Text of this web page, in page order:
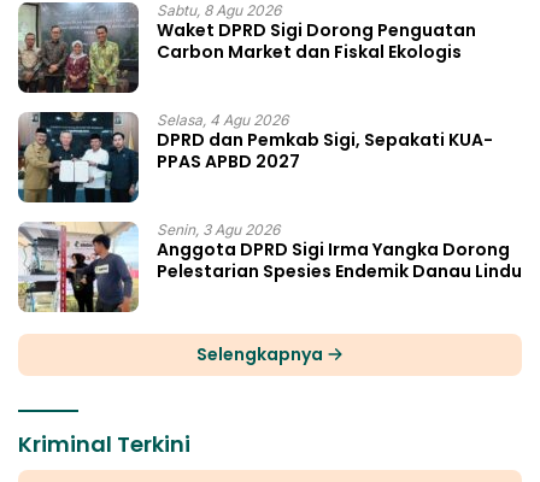
Sabtu, 8 Agu 2026
Waket DPRD Sigi Dorong Penguatan
Carbon Market dan Fiskal Ekologis
Selasa, 4 Agu 2026
DPRD dan Pemkab Sigi, Sepakati KUA-
PPAS APBD 2027
Senin, 3 Agu 2026
Anggota DPRD Sigi Irma Yangka Dorong
Pelestarian Spesies Endemik Danau Lindu
Selengkapnya
Kriminal Terkini